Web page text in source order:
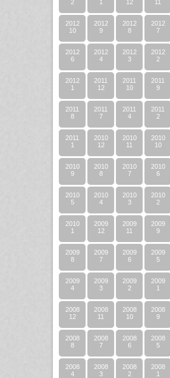
2
1
12
11
2012
10
2012
9
2012
8
2012
7
2012
6
2012
4
2012
3
2012
2
2012
1
2011
12
2011
10
2011
9
2011
8
2011
7
2011
4
2011
2
2011
1
2010
12
2010
11
2010
10
2010
9
2010
8
2010
7
2010
6
2010
5
2010
4
2010
3
2010
2
2010
1
2009
12
2009
11
2009
9
2009
8
2009
7
2009
6
2009
5
2009
4
2009
3
2009
2
2009
1
2008
12
2008
11
2008
10
2008
9
2008
8
2008
7
2008
6
2008
5
2008
4
2008
3
2008
2
2008
1